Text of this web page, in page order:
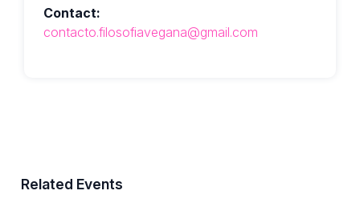
Contact:
contacto.filosofiavegana@gmail.com
Related Events